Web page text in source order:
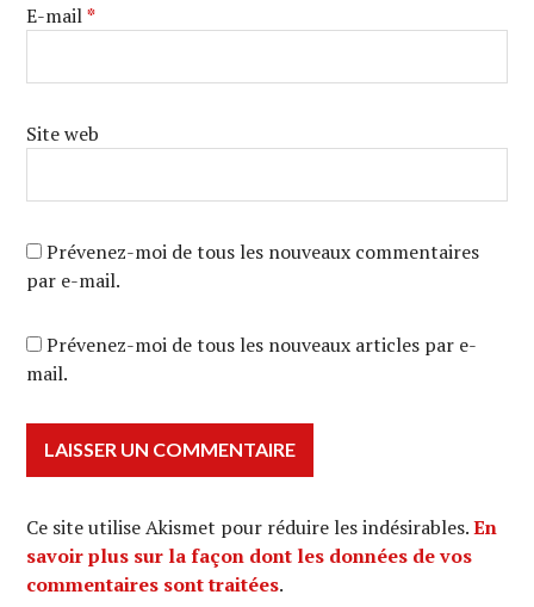
E-mail*
Site web
Prévenez-moi de tous les nouveaux commentaires
par e-mail.
Prévenez-moi de tous les nouveaux articles par e-
mail.
Ce site utilise Akismet pour réduire les indésirables.En
savoir plus sur la façon dont les données de vos
commentaires sont traitées.